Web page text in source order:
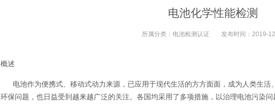
电池化学性能检测
所属分类： 电池检测认证 发布时间： 2019-
概述
电池作为便携式、移动式动力来源，已应用于现代生活的方方面面，成为人类生
环保问题，也日益受到越来越广泛的关注。各国均采用了多项措施，以治理电池污染问